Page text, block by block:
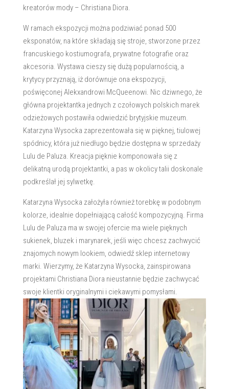
kreatorów mody – Christiana Diora.
W ramach ekspozycji można podziwiać ponad 500
eksponatów, na które składają się stroje, stworzone przez
francuskiego kostiumografa, prywatne fotografie oraz
akcesoria. Wystawa cieszy się dużą popularnością, a
krytycy przyznają, iż dorównuje ona ekspozycji,
poświęconej Alekxandrowi McQueenowi. Nic dziwnego, że
główna projektantka jednych z czołowych polskich marek
odzieżowych postawiła odwiedzić brytyjskie muzeum.
Katarzyna Wysocka zaprezentowała się w pięknej, tiulowej
spódnicy, która już niedługo będzie dostępna w sprzedaży
Lulu de Paluza. Kreacja pięknie komponowała się z
delikatną urodą projektantki, a pas w okolicy talii doskonale
podkreślał jej sylwetkę.
Katarzyna Wysocka założyła również torebkę w podobnym
kolorze, idealnie dopełniającą całość kompozycyjną. Firma
Lulu de Paluza ma w swojej ofercie ma wiele pięknych
sukienek, bluzek i marynarek, jeśli więc chcesz zachwycić
znajomych nowym lookiem, odwiedź sklep internetowy
marki. Wierzymy, że Katarzyna Wysocka, zainspirowana
projektami Christiana Diora nieustannie będzie zachwycać
swoje klientki oryginalnymi i ciekawymi pomysłami.